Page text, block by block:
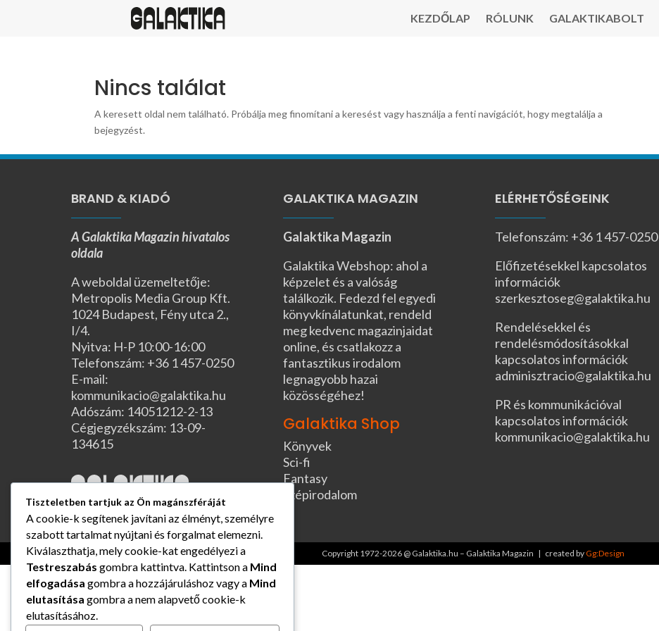
KEZDŐLAP RÓLUNK GALAKTIKABOLT
Nincs találat
A keresett oldal nem található. Próbálja meg finomítani a keresést vagy használja a fenti navigációt, hogy megtalálja a
bejegyzést.
BRAND & KIADÓ
A Galaktika Magazin hivatalos
oldala
A weboldal üzemeltetője:
Metropolis Media Group Kft.
1024 Budapest, Fény utca 2.,
I/4.
Nyitva: H-P 10:00-16:00
Telefonszám: +36 1 457-0250
E-mail:
kommunikacio@galaktika.hu
Adószám: 14051212-2-13
Cégjegyzékszám: 13-09-
134615
GALAKTIKA MAGAZIN
Galaktika Magazin
Galaktika Webshop: ahol a
képzelet és a valóság
találkozik. Fedezd fel egyedi
könyvkínálatunkat, rendeld
meg kedvenc magazinjaidat
online, és csatlakozz a
fantasztikus irodalom
legnagyobb hazai
közösségéhez!
Galaktika Shop
Könyvek
Sci-fi
Fantasy
Szépirodalom
ELÉRHETŐSÉGEINK
Telefonszám: +36 1 457-0250
Előfizetésekkel kapcsolatos
információk
szerkesztoseg@galaktika.hu
Rendelésekkel és
rendelésmódosításokkal
kapcsolatos információk
adminisztracio@galaktika.hu
PR és kommunikációval
kapcsolatos információk
kommunikacio@galaktika.hu
Copyright 1972-2026 @ Galaktika.hu – Galaktika Magazin | created byGg:Design
Tiszteletben tartjuk az Ön magánszféráját
A cookie-k segítenek javítani az élményt, személyre
szabott tartalmat nyújtani és forgalmat elemezni.
Kiválaszthatja, mely cookie-kat engedélyezi a
Testreszabás gombra kattintva. Kattintson a Mind
elfogadása gombra a hozzájáruláshoz vagy a Mind
elutasítása gombra a nem alapvető cookie-k
elutasításához.